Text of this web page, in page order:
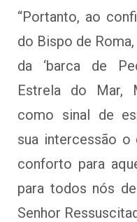
“Portanto, ao
do Bispo de
da ‘barca de
Estrela do Mar,
como sinal de
sua intercessão
conforto para
para todos nós
Senhor